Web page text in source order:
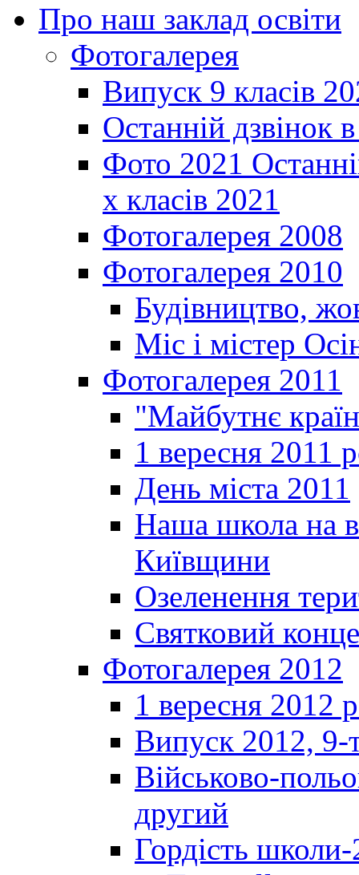
Про наш заклад освіти
Фотогалерея
Випуск 9 класів
Останній дзвінок
Фото 2021
х класів 2021
Фотогалерея 2008
Фотогалерея 2010
Будівництво,
Міс і містер
Фотогалерея 2011
"Майбутнє
1 вересня 2011
День міста 2011
Наша школа на
Київщини
Озеленення
Святковий
Фотогалерея 2012
1 вересня 2012
Випуск 2012, 9-
Військово-
другий
Гордість